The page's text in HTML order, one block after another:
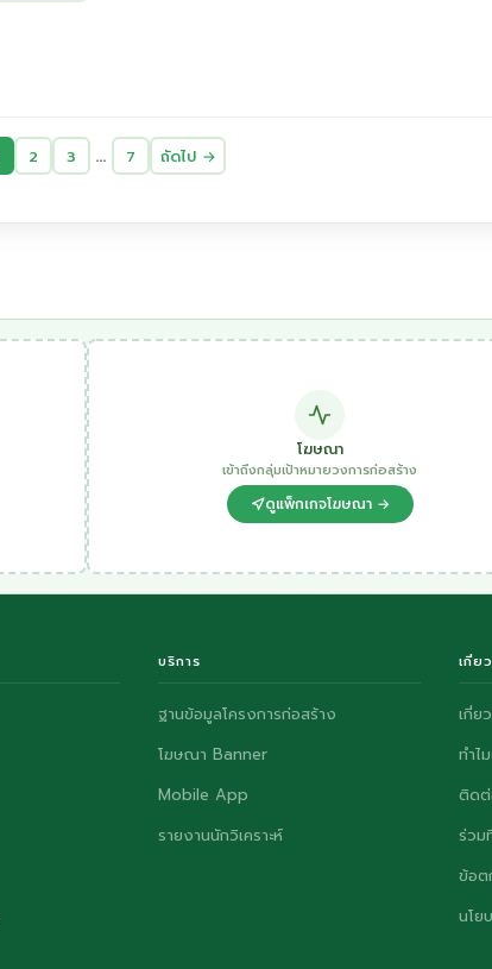
2 3 … 7 ถัดไป →
โฆษณา
เข้าถึงกลุ่มเป้าหมายวงการก่อสร้าง
ดูแพ็กเกจโฆษณา →
บริการ
ฐานข้อมูลโครงการก่อสร้าง
โฆษณา Banner
Mobile App
รายงานนักวิเคราะห์
เกี่ย
เกี่ย
ทำไ
ติดต่
ร่วม
ข้อต
นโย